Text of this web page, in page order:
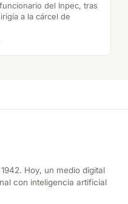
del Inpec, tras
a la cárcel de
Hoy, un medio digital
con inteligencia artificial